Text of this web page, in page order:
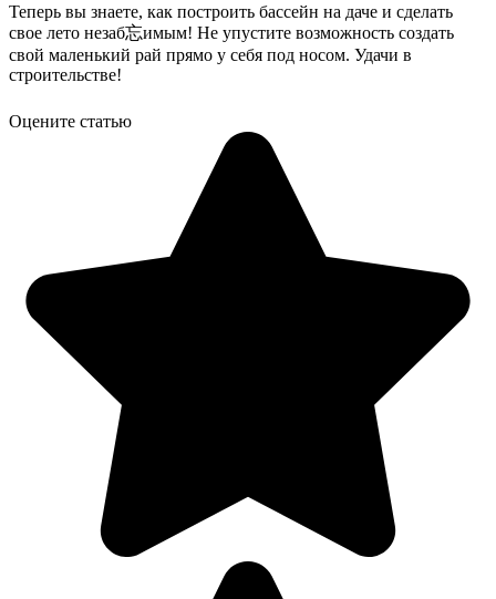
Теперь вы знаете, как построить бассейн на даче и сделать
свое лето незаб忘имым! Не упустите возможность создать
свой маленький рай прямо у себя под носом. Удачи в
строительстве!
Оцените статью